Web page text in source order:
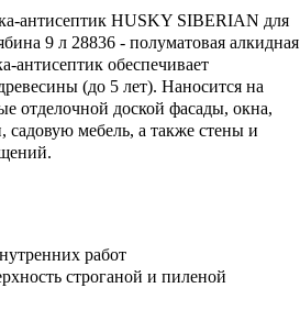
антисептик HUSKY SIBERIAN для
9 л 28836 - полуматовая алкидная
антисептик обеспечивает
(до 5 лет). Наносится на
отделочной доской фасады, окна,
садовую мебель, а также стены и
работ
строганой и пиленой